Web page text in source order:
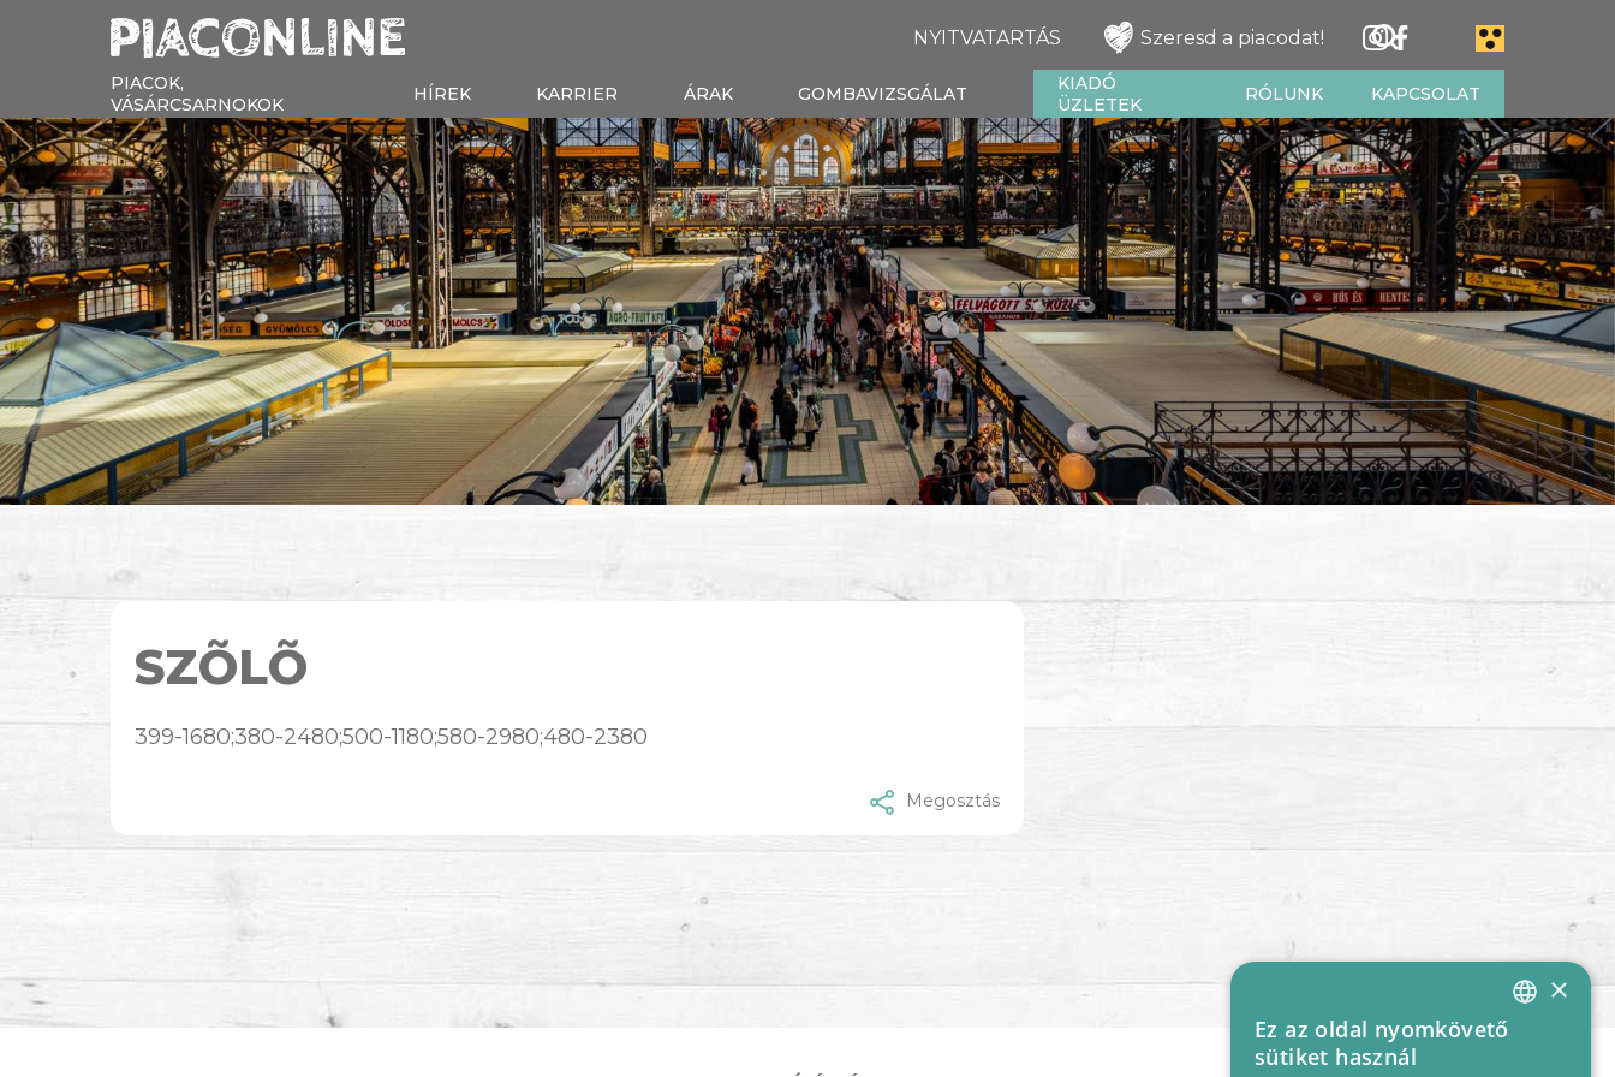
NYITVATARTÁS Szeresd a piacodat!
PIACOK,
VÁSÁRCSARNOKOK
HÍREK KARRIER ÁRAK GOMBAVIZSGÁLAT
KIADÓ
ÜZLETEK
RÓLUNK KAPCSOLAT
SZÕLÕ
399-1680;380-2480;500-1180;580-2980;480-2380
Megosztás
HUNGARIAN
×
Ez az oldal nyomkövető
sütiket használ